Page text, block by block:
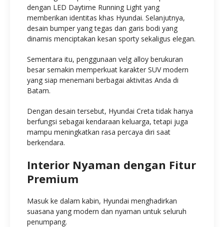
dengan LED Daytime Running Light yang
memberikan identitas khas Hyundai. Selanjutnya,
desain bumper yang tegas dan garis bodi yang
dinamis menciptakan kesan sporty sekaligus elegan.
Sementara itu, penggunaan velg alloy berukuran
besar semakin memperkuat karakter SUV modern
yang siap menemani berbagai aktivitas Anda di
Batam.
Dengan desain tersebut, Hyundai Creta tidak hanya
berfungsi sebagai kendaraan keluarga, tetapi juga
mampu meningkatkan rasa percaya diri saat
berkendara.
Interior Nyaman dengan Fitur
Premium
Masuk ke dalam kabin, Hyundai menghadirkan
suasana yang modern dan nyaman untuk seluruh
penumpang.